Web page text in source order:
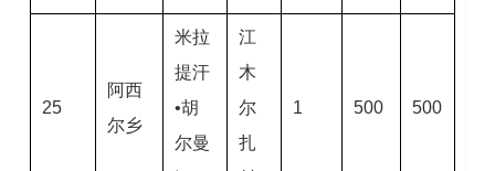
25
阿西
尔乡
米拉
提汗
•胡
尔曼
江
木
尔
扎
1 500 500